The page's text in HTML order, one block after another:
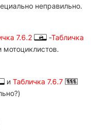
неправильно.
7.6.2 -Табличка
мотоциклистов.
и Табличка 7.6.7